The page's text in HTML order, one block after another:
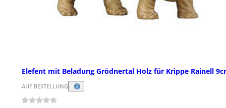
Elefent mit Beladung Grödnertal Holz für Krippe Rainell
AUF BESTELLUNG